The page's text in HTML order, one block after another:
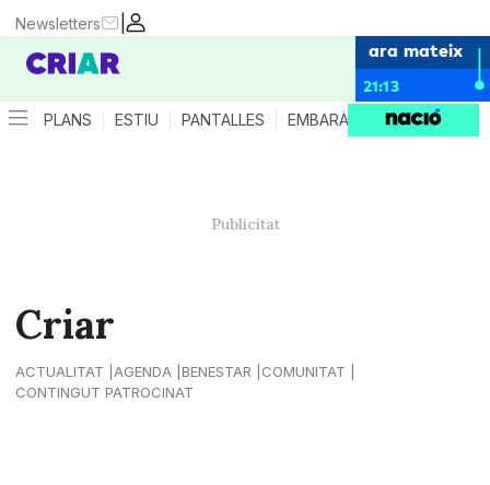
|
Newsletters
ara mateix
21:13
PLANS ESTIU PANTALLES EMBARÀS CRIANÇA
Criar
ACTUALITAT AGENDA BENESTAR
COMUNITAT
CONTINGUT PATROCINAT